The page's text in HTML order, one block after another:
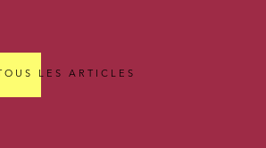
TOUS LES ARTICLES